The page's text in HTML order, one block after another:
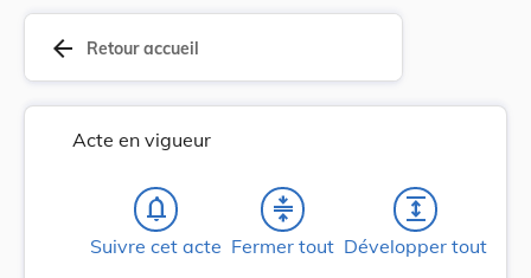
arrow_back Retour accueil
Acte en vigueur
notifications_none
Suivre cet acte
compress
Fermer tout
expand
Développer tout